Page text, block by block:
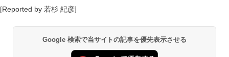
[Reported by 若杉 紀彦]
Google 検索で当サイトの記事を優先表示させる